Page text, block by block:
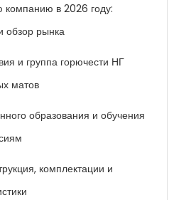
компанию в 2026 году:
обзор рынка
и группа горючести НГ
матов
образования и обучения
комплектации и